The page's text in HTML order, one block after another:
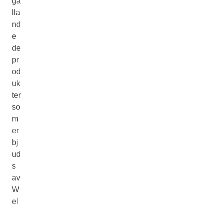
lla
nd
e
de
pr
od
uk
ter
so
m
er
bj
ud
s
av
W
el